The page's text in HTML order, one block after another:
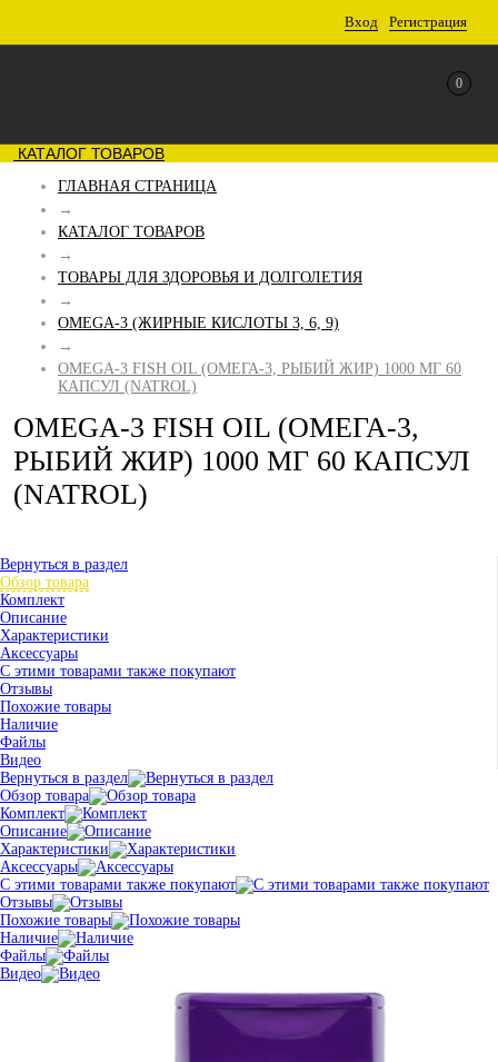
Вход Регистрация
0
КАТАЛОГ ТОВАРОВ
ГЛАВНАЯ СТРАНИЦА
→
КАТАЛОГ ТОВАРОВ
→
ТОВАРЫ ДЛЯ ЗДОРОВЬЯ И ДОЛГОЛЕТИЯ
→
OMEGA-3 (ЖИРНЫЕ КИСЛОТЫ 3, 6, 9)
→
OMEGA-3 FISH OIL (ОМЕГА-3, РЫБИЙ ЖИР) 1000 МГ 60
КАПСУЛ (NATROL)
OMEGA-3 FISH OIL (ОМЕГА-3,
РЫБИЙ ЖИР) 1000 МГ 60 КАПСУЛ
(NATROL)
Вернуться в раздел
Обзор товара
Комплект
Описание
Характеристики
Аксессуары
С этими товарами также покупают
Отзывы
Похожие товары
Наличие
Файлы
Видео
Вернуться в раздел
Обзор товара
Комплект
Описание
Характеристики
Аксессуары
С этими товарами также покупают
Отзывы
Похожие товары
Наличие
Файлы
Видео